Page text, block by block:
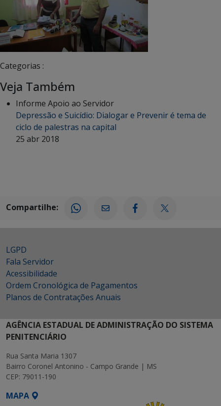
Categorias :
Veja Também
Informe Apoio ao Servidor
Depressão e Suicídio: Dialogar e Prevenir é tema de
ciclo de palestras na capital
25 abr 2018
Compartilhe:
LGPD
Fala Servidor
Acessibilidade
Ordem Cronológica de Pagamentos
Planos de Contratações Anuais
AGÊNCIA ESTADUAL DE ADMINISTRAÇÃO DO SISTEMA
PENITENCIÁRIO
Rua Santa Maria 1307
Bairro Coronel Antonino - Campo Grande | MS
CEP: 79011-190
MAPA